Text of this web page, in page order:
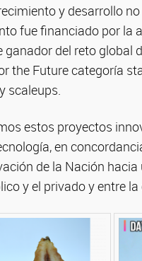
y desarrollo
fue financiado por la
ganador del reto global
the Future categoría
scaleups.
estos proyectos
en
de la Nación
y el privado y entre